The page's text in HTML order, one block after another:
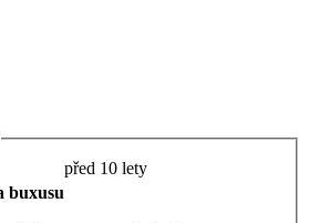
před 10 lety
buxusu